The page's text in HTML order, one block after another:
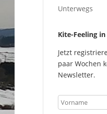
Unterwegs
Kite-Feeling
Jetzt
paar Wochen
Newsletter.
Vorname